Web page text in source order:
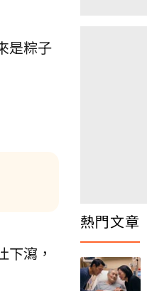
是粽子
瀉，
熱門文章